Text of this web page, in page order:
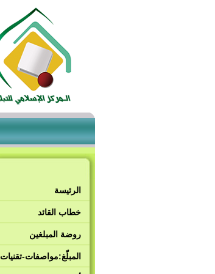
الرئيسة
خطاب القائد
روضة المبلغين
المبلّغ:مواصفات-تقنيات